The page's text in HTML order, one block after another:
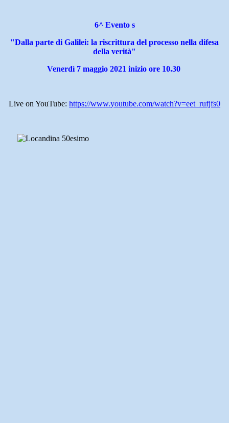
6^ Evento s
"Dalla parte di Galilei: la riscrittura del processo nella difesa
della verità"
Venerdì 7 maggio 2021 inizio ore 10.30
Live on YouTube: https://www.youtube.com/watch?v=eet_rufjfs0